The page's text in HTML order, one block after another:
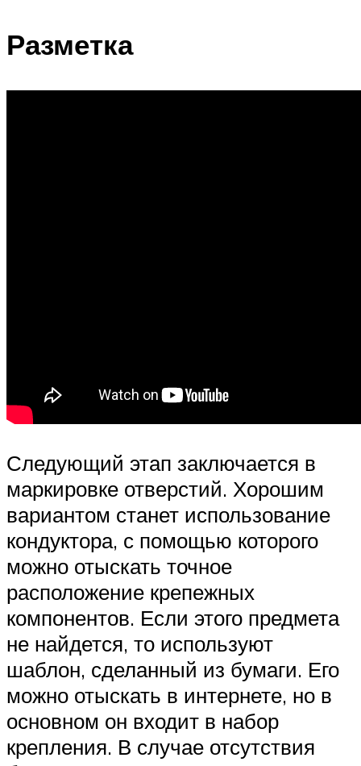
Разметка
Следующий этап заключается в
маркировке отверстий. Хорошим
вариантом станет использование
кондуктора, с помощью которого
можно отыскать точное
расположение крепежных
компонентов. Если этого предмета
не найдется, то используют
шаблон, сделанный из бумаги. Его
можно отыскать в интернете, но в
основном он входит в набор
крепления. В случае отсутствия